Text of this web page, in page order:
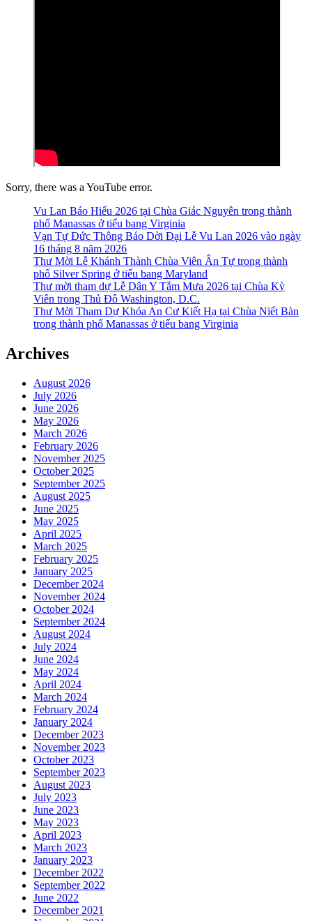
Sorry, there was a YouTube error.
Vu Lan Báo Hiếu 2026 tại Chùa Giác Nguyên trong thành
phố Manassas ở tiểu bang Virginia
Vạn Tự Đức Thông Báo Dời Đại Lễ Vu Lan 2026 vào ngày
16 tháng 8 năm 2026
Thư Mời Lễ Khánh Thành Chùa Viên Ân Tự trong thành
phố Silver Spring ở tiểu bang Maryland
Thư mời tham dự Lễ Dân Y Tắm Mưa 2026 tại Chùa Kỳ
Viên trong Thủ Đô Washington, D.C.
Thư Mời Tham Dự Khóa An Cư Kiết Hạ tại Chùa Niết Bàn
trong thành phố Manassas ở tiểu bang Virginia
Archives
August 2026
July 2026
June 2026
May 2026
March 2026
February 2026
November 2025
October 2025
September 2025
August 2025
June 2025
May 2025
April 2025
March 2025
February 2025
January 2025
December 2024
November 2024
October 2024
September 2024
August 2024
July 2024
June 2024
May 2024
April 2024
March 2024
February 2024
January 2024
December 2023
November 2023
October 2023
September 2023
August 2023
July 2023
June 2023
May 2023
April 2023
March 2023
January 2023
December 2022
September 2022
June 2022
December 2021